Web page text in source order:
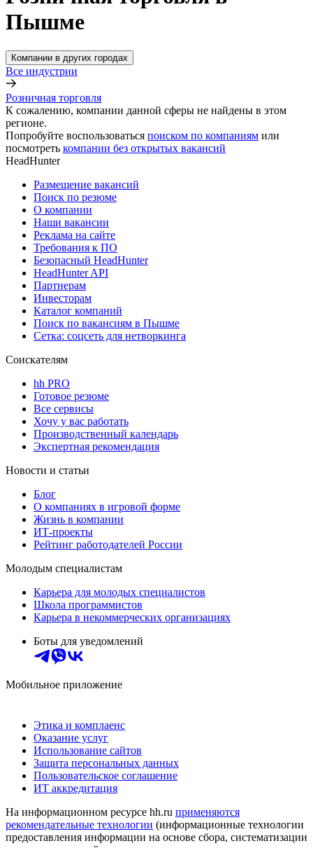
Пышме
Компании в других городах
Все индустрии
Розничная торговля
К сожалению, компании данной сферы не найдены в этом
регионе.
Попробуйте воспользоваться поиском по компаниям или
посмотреть компании без открытых вакансий
HeadHunter
Размещение вакансий
Поиск по резюме
О компании
Наши вакансии
Реклама на сайте
Требования к ПО
Безопасный HeadHunter
HeadHunter API
Партнерам
Инвесторам
Каталог компаний
Поиск по вакансиям в Пышме
Сетка: соцсеть для нетворкинга
Соискателям
hh PRO
Готовое резюме
Все сервисы
Хочу у вас работать
Производственный календарь
Экспертная рекомендация
Новости и статьи
Блог
О компаниях в игровой форме
Жизнь в компании
ИТ-проекты
Рейтинг работодателей России
Молодым специалистам
Карьера для молодых специалистов
Школа программистов
Карьера в некоммерческих организациях
Боты для уведомлений
Мобильное приложение
Этика и комплаенс
Оказание услуг
Использование сайтов
Защита персональных данных
Пользовательское соглашение
ИТ аккредитация
На информационном ресурсе hh.ru применяются
рекомендательные технологии (информационные технологии
предоставления информации на основе сбора, систематизации